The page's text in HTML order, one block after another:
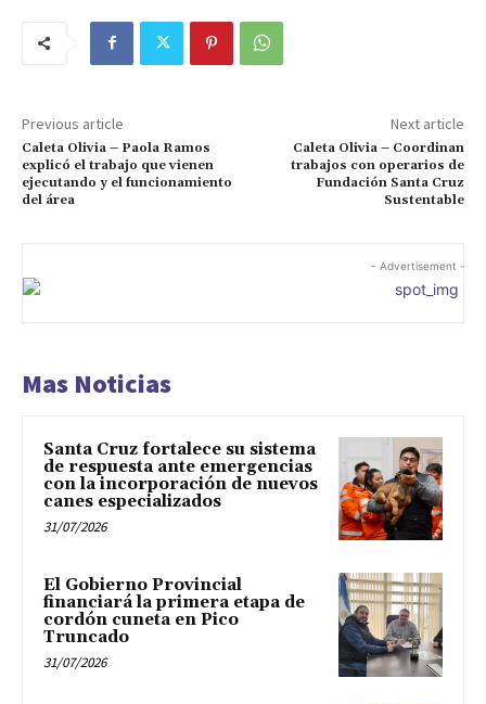
Previous article
Caleta Olivia – Paola Ramos
explicó el trabajo que vienen
ejecutando y el funcionamiento
del área
Next article
Caleta Olivia – Coordinan
trabajos con operarios de
Fundación Santa Cruz
Sustentable
- Advertisement -
Mas Noticias
Santa Cruz fortalece su sistema
de respuesta ante emergencias
con la incorporación de nuevos
canes especializados
31/07/2026
El Gobierno Provincial
financiará la primera etapa de
cordón cuneta en Pico
Truncado
31/07/2026